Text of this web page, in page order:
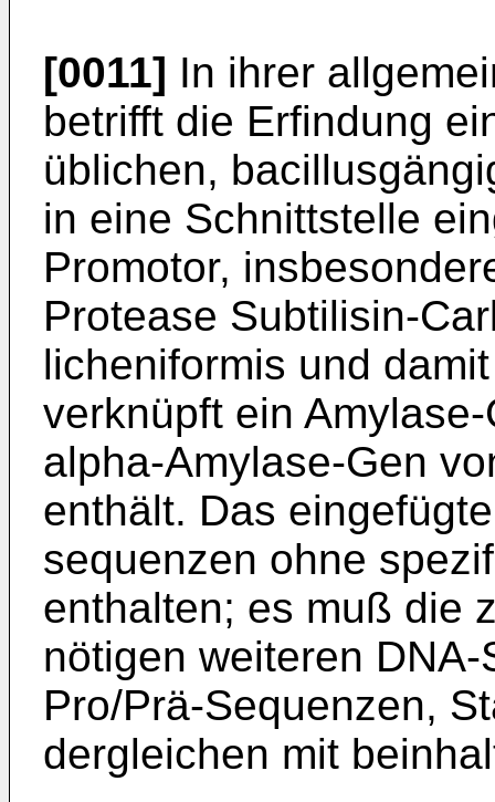
[0011] In ihrer
betrifft die Erfindung
üblichen,
in eine Schnittstelle
Promotor,
Protease Subtilisin-
licheniformis und
verknüpft ein
alpha-Amylase-Gen
enthält. Das
sequenzen ohne
enthalten; es muß die
nötigen weiteren
Pro/Prä-Sequenzen,
derglei­chen mit